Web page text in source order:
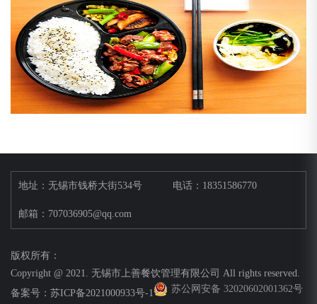
地址：无锡市钱桥大街534号 电话：18351586770
邮箱：707036905@qq.com
版权所有：
Copyright @ 2021. 无锡市上善餐饮管理有限公司 All rights reserved.
备案号： 苏ICP备2021000933号-1 苏公网安备 32020602001362号